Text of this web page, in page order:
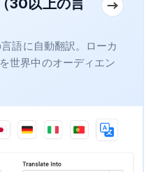
30以上の言
語に自動翻訳。ローカ
世界中のオーディエン